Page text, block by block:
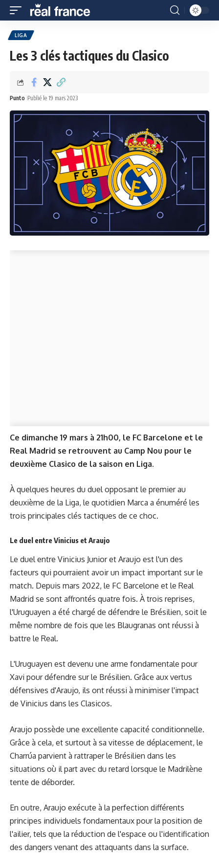
LIGA
Les 3 clés tactiques du Clasico
Punto Publié le 19 mars 2023
Ce dimanche 19 mars à 21h00, le FC Barcelone et le
Real Madrid se retrouvent au Camp Nou pour le
deuxième Clasico de la saison en Liga.
À quelques heures du duel opposant le premier au
deuxième de la Liga, le quotidien Marca a énuméré les
trois principales clés tactiques de ce choc.
Le duel entre Vinicius et Araujo
Le duel entre Vinicius Junior et Araujo est l'un des
facteurs qui pourraient avoir un impact important sur le
match. Depuis mars 2022, le FC Barcelone et le Real
Madrid se sont affrontés quatre fois. À trois reprises,
l'Uruguayen a été chargé de défendre le Brésilien, soit le
même nombre de fois que les Blaugranas ont réussi à
battre le Real.
L'Uruguayen est devenu une arme fondamentale pour
Xavi pour défendre sur le Brésilien. Grâce aux vertus
défensives d'Araujo, ils ont réussi à minimiser l'impact
de Vinicius dans les Clasicos.
Araujo possède une excellente capacité conditionnelle.
Grâce à cela, et surtout à sa vitesse de déplacement, le
Charrúa parvient à rattraper le Brésilien dans les
situations où il part avec du retard lorsque le Madrilène
tente de déborder.
En outre, Araujo exécute à la perfection différents
principes individuels fondamentaux pour la position de
l'ailier, tels que la réduction de l'espace ou l'identification
des dangers venant des attaquants dans la surface.